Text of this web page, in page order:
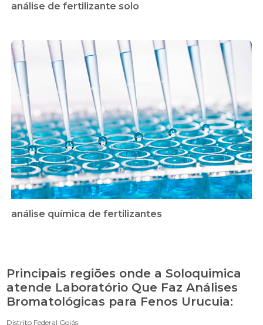
análise de fertilizante solo
análise química de fertilizantes
Principais regiões onde a Soloquimica
atende Laboratório Que Faz Análises
Bromatológicas para Fenos Urucuia:
Distrito Federal Goiás